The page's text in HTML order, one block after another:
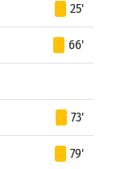
25'
66'
73'
79'